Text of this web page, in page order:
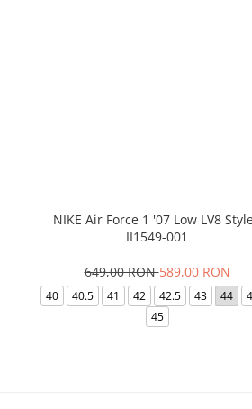
NIKE Air Force 1 '07 Low LV8
II1549-001
649,00 RON589,00 RON
40 40.5 41 42 42.5 43 44
45